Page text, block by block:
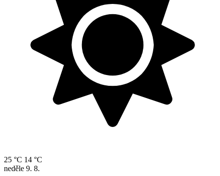
25 °C 14 °C
neděle 9. 8.